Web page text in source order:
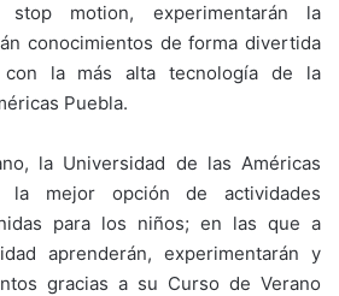
motion, experimentarán la
conocimientos de forma divertida
la más alta tecnología de la
Puebla.
la Universidad de las Américas
la mejor opción de actividades
para los niños; en las que a
aprenderán, experimentarán y
gracias a su Curso de Verano